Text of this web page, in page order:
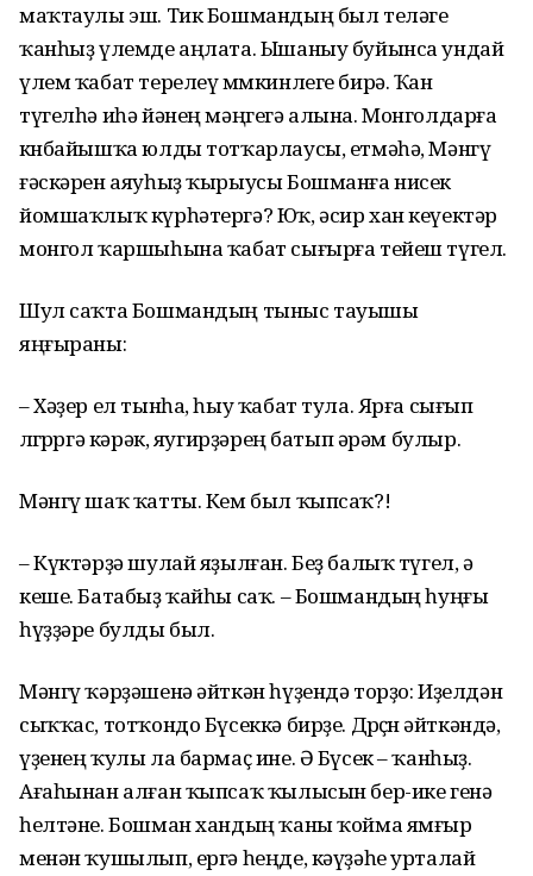
маҡтаулы эш. Тик Бошмандың был теләге
ҡанһыҙ үлемде аңлата. Ышаныу буйынса ундай
үлем ҡабат терелеү мөмкинлеге бирә. Ҡан
түгелһә иһә йәнең мәңгегә алына. Монголдарға
көнбайышҡа юлды тотҡарлаусы, етмәһә, Мәнгү
ғәскәрен аяуһыҙ ҡырыусы Бошманға нисек
йомшаҡлыҡ күрһәтергә? Юҡ, әсир хан кеүектәр
монгол ҡаршыһына ҡабат сығырға тейеш түгел.
Шул саҡта Бошмандың тыныс тауышы
яңғыраны:
– Хәҙер ел тынһа, һыу ҡабат тула. Ярға сығып
өлгөрөргә кәрәк, яугирҙәрең батып әрәм булыр.
Мәнгү шаҡ ҡатты. Кем был ҡыпсаҡ?!
– Күктәрҙә шулай яҙылған. Беҙ балыҡ түгел, ә
кеше. Батабыҙ ҡайһы саҡ. – Бошмандың һуңғы
һүҙҙәре булды был.
Мәнгү ҡәрҙәшенә әйткән һүҙендә торҙо: Иҙелдән
сыҡҡас, тотҡондо Бүсеккә бирҙе. Дөрөҫөн әйткәндә,
үҙенең ҡулы ла бармаҫ ине. Ә Бүсек – ҡанһыҙ.
Ағаһынан алған ҡыпсаҡ ҡылысын бер-ике генә
һелтәне. Бошман хандың ҡаны ҡойма ямғыр
менән ҡушылып, ергә һеңде, кәүҙәһе урталай